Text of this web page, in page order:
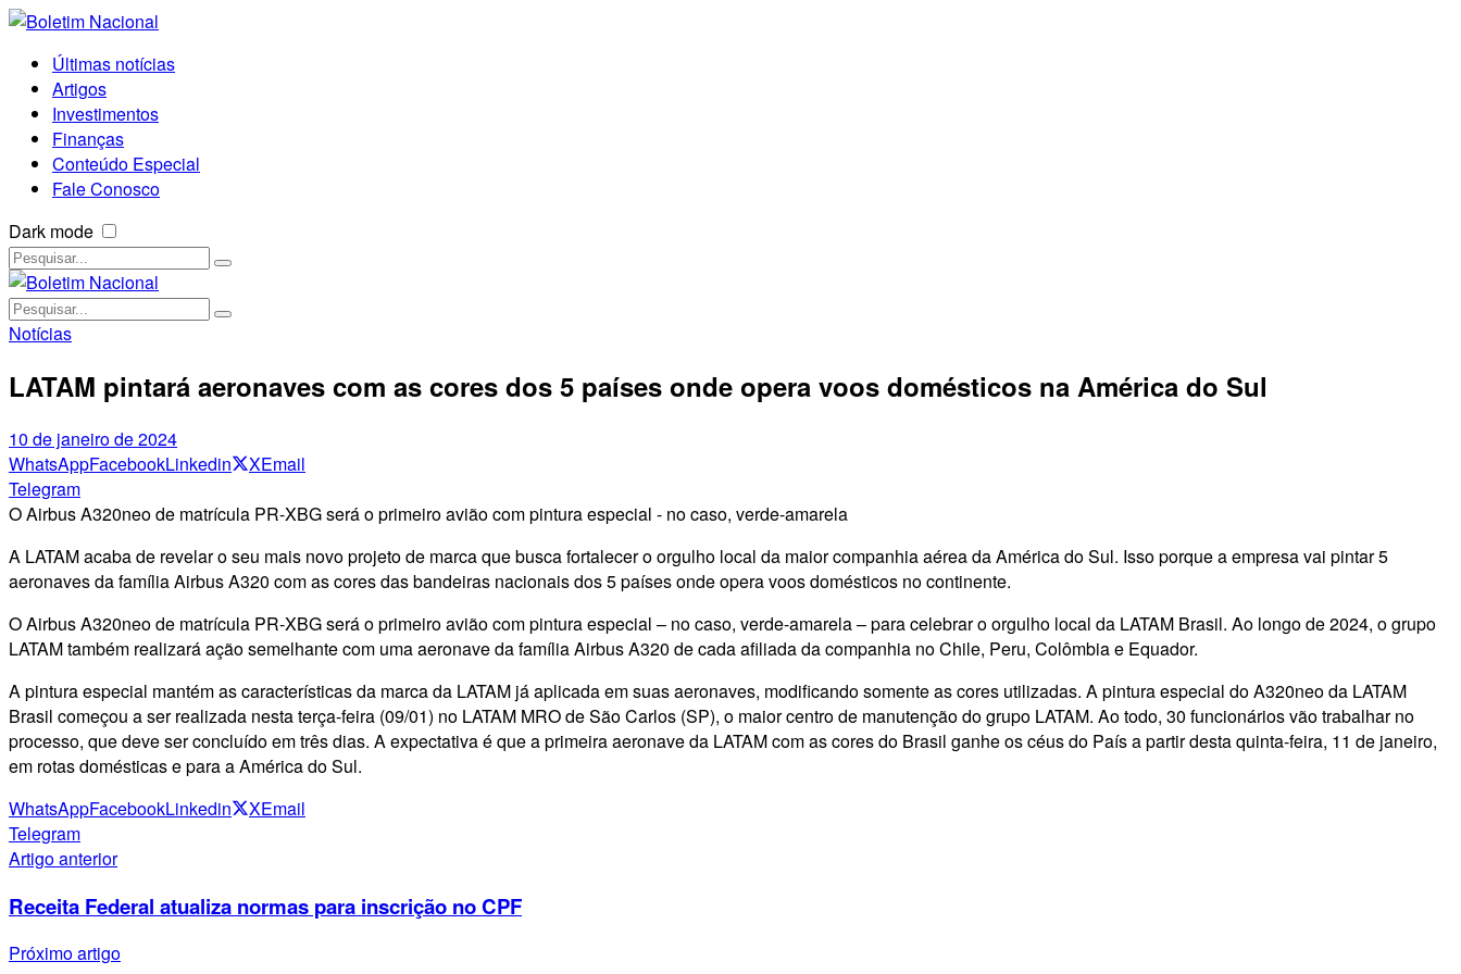
Últimas notícias
Artigos
Investimentos
Finanças
Conteúdo Especial
Fale Conosco
Dark mode
Notícias
LATAM pintará aeronaves com as cores dos 5 países onde opera voos domésticos na América do Sul
10 de janeiro de 2024
WhatsAppFacebookLinkedin XEmail
Telegram
O Airbus A320neo de matrícula PR-XBG será o primeiro avião com pintura especial - no caso, verde-amarela
A LATAM acaba de revelar o seu mais novo projeto de marca que busca fortalecer o orgulho local da maior companhia aérea da América do Sul. Isso porque a empresa vai pintar 5
aeronaves da família Airbus A320 com as cores das bandeiras nacionais dos 5 países onde opera voos domésticos no continente.
O Airbus A320neo de matrícula PR-XBG será o primeiro avião com pintura especial – no caso, verde-amarela – para celebrar o orgulho local da LATAM Brasil. Ao longo de 2024, o grupo
LATAM também realizará ação semelhante com uma aeronave da família Airbus A320 de cada afiliada da companhia no Chile, Peru, Colômbia e Equador.
A pintura especial mantém as características da marca da LATAM já aplicada em suas aeronaves, modificando somente as cores utilizadas. A pintura especial do A320neo da LATAM
Brasil começou a ser realizada nesta terça-feira (09/01) no LATAM MRO de São Carlos (SP), o maior centro de manutenção do grupo LATAM. Ao todo, 30 funcionários vão trabalhar no
processo, que deve ser concluído em três dias. A expectativa é que a primeira aeronave da LATAM com as cores do Brasil ganhe os céus do País a partir desta quinta-feira, 11 de janeiro,
em rotas domésticas e para a América do Sul.
WhatsAppFacebookLinkedin XEmail
Telegram
Artigo anterior
Receita Federal atualiza normas para inscrição no CPF
Próximo artigo